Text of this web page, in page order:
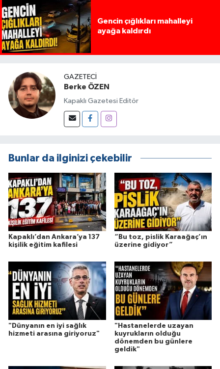
Gencin çığlıkları mahalleyi
ayağa kaldırdı
GAZETECI
Berke ÖZEN
Kapaklı Gazetesi Editör
Bunlar da ilginizi çekebilir
Kapaklı’dan Ankara’ya 137
kişilik eğitim kafilesi
“Bu toz, pislik Karaağaç’ın
üzerine gidiyor”
"Dünyanın en iyi sağlık
hizmeti arasına giriyoruz"
"Hastanelerde uzayan
kuyrukların olduğu
dönemden bu günlere
geldik"